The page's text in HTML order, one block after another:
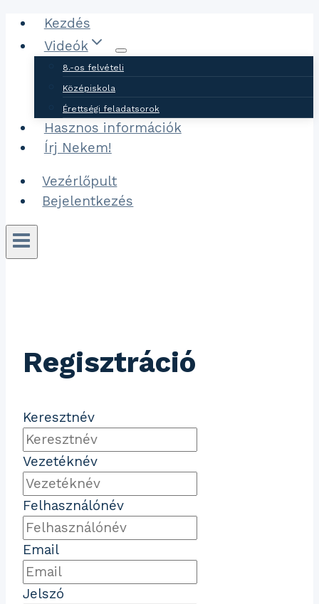
Ugrás
tartalomhoz
Kezdés
Videók
8.-os felvételi
Középiskola
Érettségi feladatsorok
Hasznos információk
Írj Nekem!
Vezérlőpult
Bejelentkezés
Regisztráció
Keresztnév
Vezetéknév
Felhasználónév
Email
Jelszó